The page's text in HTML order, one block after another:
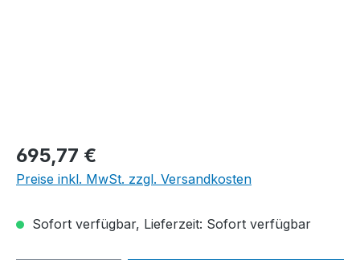
Regulärer Preis:
695,77 €
Preise inkl. MwSt. zzgl. Versandkosten
Sofort verfügbar, Lieferzeit: Sofort verfügbar